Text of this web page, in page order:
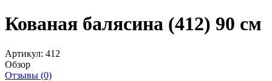
Кованая балясина (412) 90 см
Артикул: 412
Обзор
Отзывы (0)